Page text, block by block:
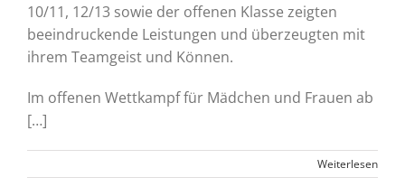
10/11, 12/13 sowie der offenen Klasse zeigten
beeindruckende Leistungen und überzeugten mit
ihrem Teamgeist und Können.
Im offenen Wettkampf für Mädchen und Frauen ab
[…]
Weiterlesen